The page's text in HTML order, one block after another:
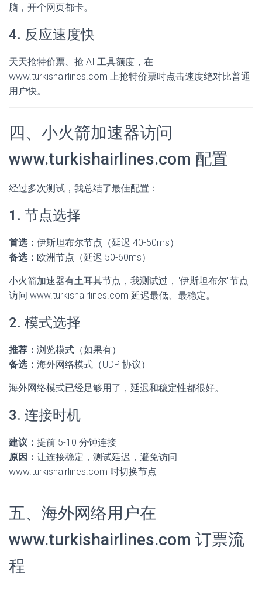
脑，开个网页都卡。
4. 反应速度快
天天抢特价票、抢 AI 工具额度，在
www.turkishairlines.com 上抢特价票时点击速度绝对比普通
用户快。
四、小火箭加速器访问
www.turkishairlines.com 配置
经过多次测试，我总结了最佳配置：
1. 节点选择
首选： 伊斯坦布尔节点（延迟 40-50ms）
备选： 欧洲节点（延迟 50-60ms）
小火箭加速器有土耳其节点，我测试过，"伊斯坦布尔"节点
访问 www.turkishairlines.com 延迟最低、最稳定。
2. 模式选择
推荐： 浏览模式（如果有）
备选： 海外网络模式（UDP 协议）
海外网络模式已经足够用了，延迟和稳定性都很好。
3. 连接时机
建议： 提前 5-10 分钟连接
原因： 让连接稳定，测试延迟，避免访问
www.turkishairlines.com 时切换节点
五、海外网络用户在
www.turkishairlines.com 订票流
程